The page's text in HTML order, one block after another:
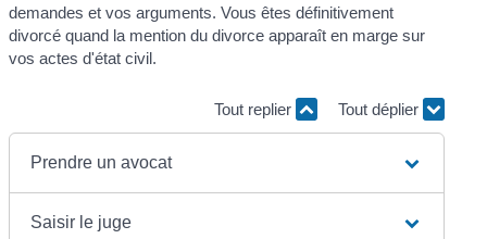
demandes et vos arguments. Vous êtes définitivement
divorcé quand la mention du divorce apparaît en marge sur
vos actes d'état civil.
Tout replier Tout déplier
Prendre un avocat
Saisir le juge